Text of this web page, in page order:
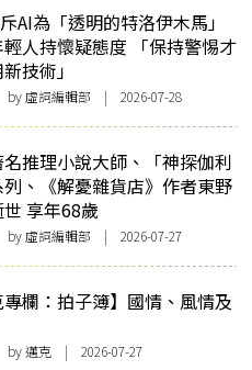
AI為「透明的特洛伊木馬」
人持懷疑態度 「保持警惕才
技術」
虛詞編輯部 | 2026-07-28
名推理小說大師、「神探伽利
、《解憂雜貨店》作者東野
享年68歲
虛詞編輯部 | 2026-07-27
專欄：拍子簿】國情、風情及
邁克 | 2026-07-27